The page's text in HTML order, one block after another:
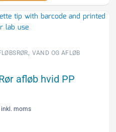
, VAND OG AFLØB
afløb hvid PP
inkl. moms